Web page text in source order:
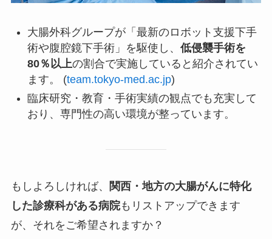
大腸外科グループが「最新のロボット支援下手
術や腹腔鏡下手術」を駆使し、 低侵襲手術を
80％以上の割合で実施していると紹介されてい
ます。 (team.tokyo-med.ac.jp)
臨床研究・教育・手術実績の観点でも充実して
おり、専門性の高い環境が整っています。
もしよろしければ、
関西・地方の大腸がんに特化
した診療科がある病院もリストアップできます
が、それをご希望されますか？